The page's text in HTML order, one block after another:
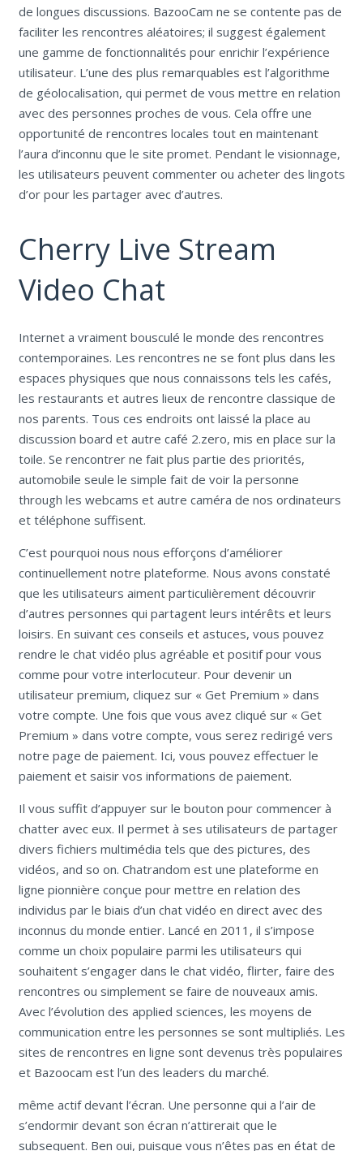
de longues discussions. BazooCam ne se contente pas de
faciliter les rencontres aléatoires; il suggest également
une gamme de fonctionnalités pour enrichir l’expérience
utilisateur. L’une des plus remarquables est l’algorithme
de géolocalisation, qui permet de vous mettre en relation
avec des personnes proches de vous. Cela offre une
opportunité de rencontres locales tout en maintenant
l’aura d’inconnu que le site promet. Pendant le visionnage,
les utilisateurs peuvent commenter ou acheter des lingots
d’or pour les partager avec d’autres.
Cherry Live Stream
Video Chat
Internet a vraiment bousculé le monde des rencontres
contemporaines. Les rencontres ne se font plus dans les
espaces physiques que nous connaissons tels les cafés,
les restaurants et autres lieux de rencontre classique de
nos parents. Tous ces endroits ont laissé la place au
discussion board et autre café 2.zero, mis en place sur la
toile. Se rencontrer ne fait plus partie des priorités,
automobile seule le simple fait de voir la personne
through les webcams et autre caméra de nos ordinateurs
et téléphone suffisent.
C’est pourquoi nous nous efforçons d’améliorer
continuellement notre plateforme. Nous avons constaté
que les utilisateurs aiment particulièrement découvrir
d’autres personnes qui partagent leurs intérêts et leurs
loisirs. En suivant ces conseils et astuces, vous pouvez
rendre le chat vidéo plus agréable et positif pour vous
comme pour votre interlocuteur. Pour devenir un
utilisateur premium, cliquez sur « Get Premium » dans
votre compte. Une fois que vous avez cliqué sur « Get
Premium » dans votre compte, vous serez redirigé vers
notre page de paiement. Ici, vous pouvez effectuer le
paiement et saisir vos informations de paiement.
Il vous suffit d’appuyer sur le bouton pour commencer à
chatter avec eux. Il permet à ses utilisateurs de partager
divers fichiers multimédia tels que des pictures, des
vidéos, and so on. Chatrandom est une plateforme en
ligne pionnière conçue pour mettre en relation des
individus par le biais d’un chat vidéo en direct avec des
inconnus du monde entier. Lancé en 2011, il s’impose
comme un choix populaire parmi les utilisateurs qui
souhaitent s’engager dans le chat vidéo, flirter, faire des
rencontres ou simplement se faire de nouveaux amis.
Avec l’évolution des applied sciences, les moyens de
communication entre les personnes se sont multipliés. Les
sites de rencontres en ligne sont devenus très populaires
et Bazoocam est l’un des leaders du marché.
même actif devant l’écran. Une personne qui a l’air de
s’endormir devant son écran n’attirerait que le
subsequent. Ben oui, puisque vous n’êtes pas en état de